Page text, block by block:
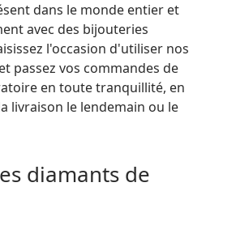
dans le monde entier et
avec des bijouteries
l'occasion d'utiliser nos
passez vos commandes de
en toute tranquillité, en
livraison le lendemain ou le
diamants de